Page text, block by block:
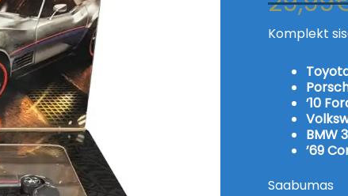
Komplekt
’10
BMW
’69
Saabumas